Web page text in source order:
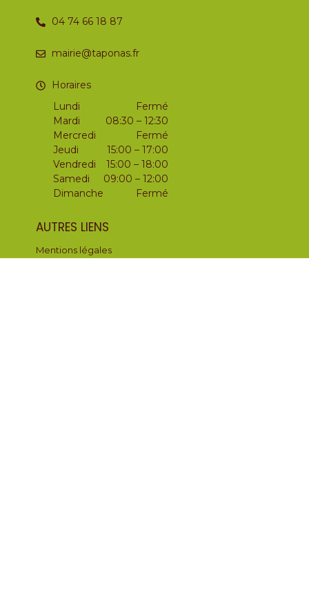
04 74 66 18 87
mairie@taponas.fr
Horaires
Lundi
Mardi
Mercredi
Jeudi
Vendredi
Samedi
Dimanche
Fermé
08:30 – 12:30
Fermé
15:00 – 17:00
15:00 – 18:00
09:00 – 12:00
Fermé
AUTRES LIENS
Mentions légales